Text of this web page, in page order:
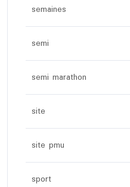
semaines
semi
semi marathon
site
site pmu
sport